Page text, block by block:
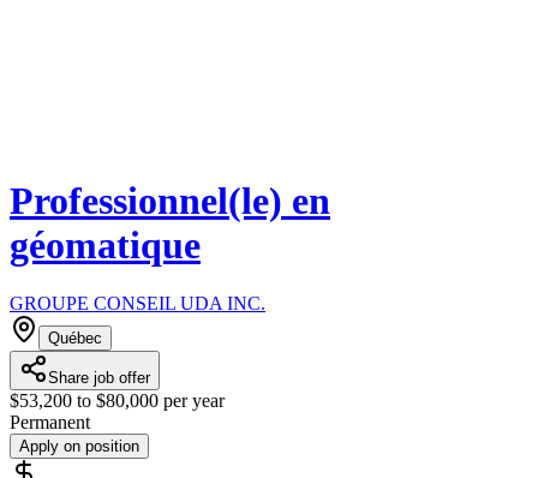
Professionnel(le) en
géomatique
GROUPE CONSEIL UDA INC.
Québec
Share job offer
$53,200 to $80,000 per year
Permanent
Apply on position